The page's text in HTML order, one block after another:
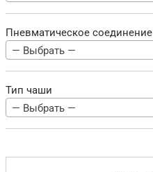
Пневматическое соединение
— Выбрать —
Тип чаши
— Выбрать —